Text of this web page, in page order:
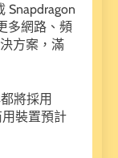
Snapdragon
多網路、頻
方案，滿
將採用
用裝置預計